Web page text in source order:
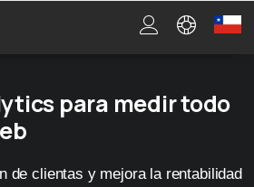
para medir todo
de clientas y mejora la rentabilidad